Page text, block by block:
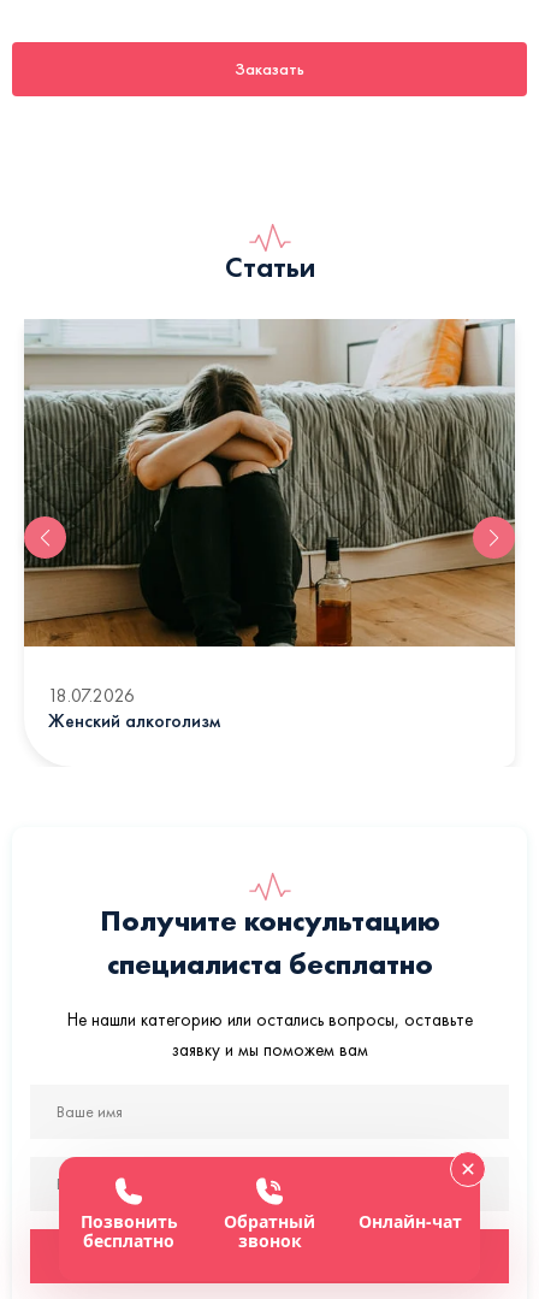
Заказать
Статьи
18.07.2026
Женский алкоголизм
Получите консультацию
специалиста бесплатно
Не нашли категорию или остались вопросы, оставьте
заявку и мы поможем вам
Позвонить
бесплатно
Обратный
звонок
Онлайн-чат